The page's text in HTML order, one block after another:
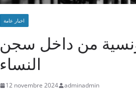
اخبار عامة
من داخل سجن
النساء
12 novembre 2024 adminadmin